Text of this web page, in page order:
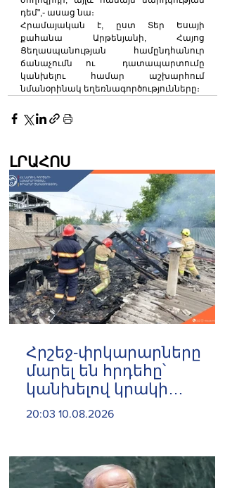
դեմ",֊ ասաց նա։
Հրամայական է, ըստ Տեր Եսայի
քահանա Արթենյանի, Հայոց
Ցեղասպանության համընդհանուր
ճանաչումն ու  դատապարտումը
կանխելու համար աշխարհում
նմանօրինակ եղեռնագործությունները։
ԼՐԱՀՈՍ
Հրշեջ-փրկարարները
մարել են հրդեհը՝
կանխելով կրակի
տարածումը
20:03 10.08.2026